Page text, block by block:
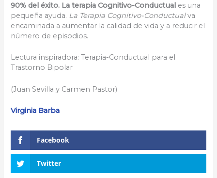
90% del éxito. La terapia Cognitivo-Conductual es una
pequeña ayuda. La Terapia Cognitivo-Conductualva
encaminada a aumentar la calidad de vida y a reducir el
número de episodios.
Lectura inspiradora: Terapia-Conductual para el
Trastorno Bipolar
(Juan Sevilla y Carmen Pastor)
Virginia Barba
Facebook
Twitter